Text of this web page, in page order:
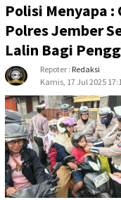
Polisi Menyapa :
Polres Jember
Lalin Bagi
Repoter : Redaksi
Kamis, 17 Jul 2025